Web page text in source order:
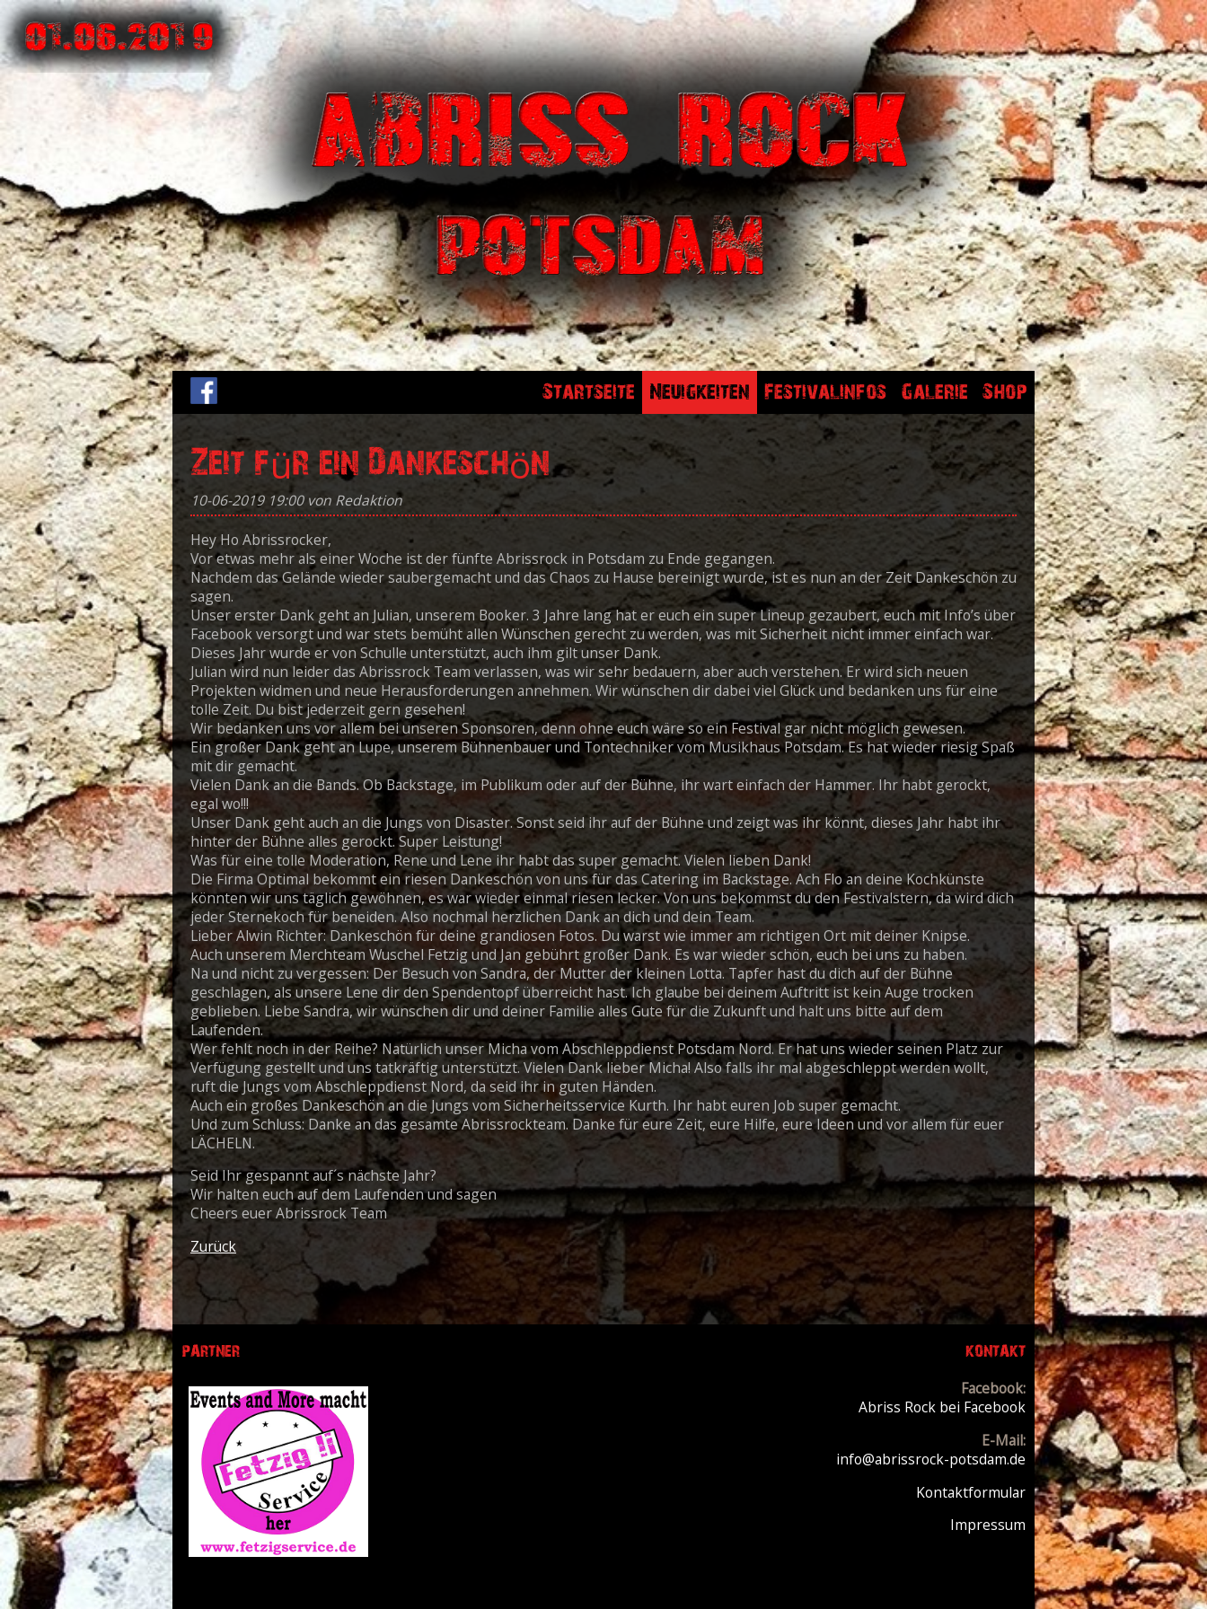
Startseite Neuigkeiten Festivalinfos Galerie Shop
Zeit für ein Dankeschön
10-06-2019 19:00von Redaktion
Hey Ho Abrissrocker,
Vor etwas mehr als einer Woche ist der fünfte Abrissrock in Potsdam zu Ende gegangen.
Nachdem das Gelände wieder saubergemacht und das Chaos zu Hause bereinigt wurde, ist es nun an der Zeit Dankeschön zu
sagen.
Unser erster Dank geht an Julian, unserem Booker. 3 Jahre lang hat er euch ein super Lineup gezaubert, euch mit Info’s über
Facebook versorgt und war stets bemüht allen Wünschen gerecht zu werden, was mit Sicherheit nicht immer einfach war.
Dieses Jahr wurde er von Schulle unterstützt, auch ihm gilt unser Dank.
Julian wird nun leider das Abrissrock Team verlassen, was wir sehr bedauern, aber auch verstehen. Er wird sich neuen
Projekten widmen und neue Herausforderungen annehmen. Wir wünschen dir dabei viel Glück und bedanken uns für eine
tolle Zeit. Du bist jederzeit gern gesehen!
Wir bedanken uns vor allem bei unseren Sponsoren, denn ohne euch wäre so ein Festival gar nicht möglich gewesen.
Ein großer Dank geht an Lupe, unserem Bühnenbauer und Tontechniker vom Musikhaus Potsdam. Es hat wieder riesig Spaß
mit dir gemacht.
Vielen Dank an die Bands. Ob Backstage, im Publikum oder auf der Bühne, ihr wart einfach der Hammer. Ihr habt gerockt,
egal wo!!!
Unser Dank geht auch an die Jungs von Disaster. Sonst seid ihr auf der Bühne und zeigt was ihr könnt, dieses Jahr habt ihr
hinter der Bühne alles gerockt. Super Leistung!
Was für eine tolle Moderation, Rene und Lene ihr habt das super gemacht. Vielen lieben Dank!
Die Firma Optimal bekommt ein riesen Dankeschön von uns für das Catering im Backstage. Ach Flo an deine Kochkünste
könnten wir uns täglich gewöhnen, es war wieder einmal riesen lecker. Von uns bekommst du den Festivalstern, da wird dich
jeder Sternekoch für beneiden. Also nochmal herzlichen Dank an dich und dein Team.
Lieber Alwin Richter: Dankeschön für deine grandiosen Fotos. Du warst wie immer am richtigen Ort mit deiner Knipse.
Auch unserem Merchteam Wuschel Fetzig und Jan gebührt großer Dank. Es war wieder schön, euch bei uns zu haben.
Na und nicht zu vergessen: Der Besuch von Sandra, der Mutter der kleinen Lotta. Tapfer hast du dich auf der Bühne
geschlagen, als unsere Lene dir den Spendentopf überreicht hast. Ich glaube bei deinem Auftritt ist kein Auge trocken
geblieben. Liebe Sandra, wir wünschen dir und deiner Familie alles Gute für die Zukunft und halt uns bitte auf dem
Laufenden.
Wer fehlt noch in der Reihe? Natürlich unser Micha vom Abschleppdienst Potsdam Nord. Er hat uns wieder seinen Platz zur
Verfügung gestellt und uns tatkräftig unterstützt. Vielen Dank lieber Micha! Also falls ihr mal abgeschleppt werden wollt,
ruft die Jungs vom Abschleppdienst Nord, da seid ihr in guten Händen.
Auch ein großes Dankeschön an die Jungs vom Sicherheitsservice Kurth. Ihr habt euren Job super gemacht.
Und zum Schluss: Danke an das gesamte Abrissrockteam. Danke für eure Zeit, eure Hilfe, eure Ideen und vor allem für euer
LÄCHELN.
Seid Ihr gespannt auf´s nächste Jahr?
Wir halten euch auf dem Laufenden und sagen
Cheers euer Abrissrock Team
Zurück
PARTNER KONTAKT
Facebook:
Abriss Rock bei Facebook
E-Mail:
info@abrissrock-potsdam.de
Kontaktformular
Impressum